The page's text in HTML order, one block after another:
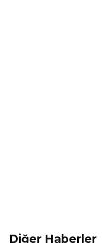
Diğer Haberler